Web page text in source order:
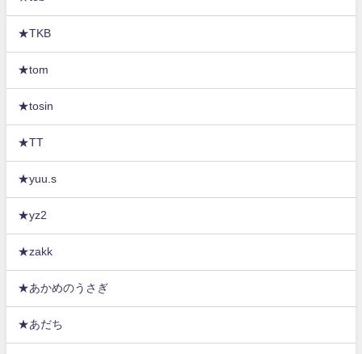
★TKB
★tom
★tosin
★TT
★yuu.s
★yz2
★zakk
★あかめのうさぎ
★あだち